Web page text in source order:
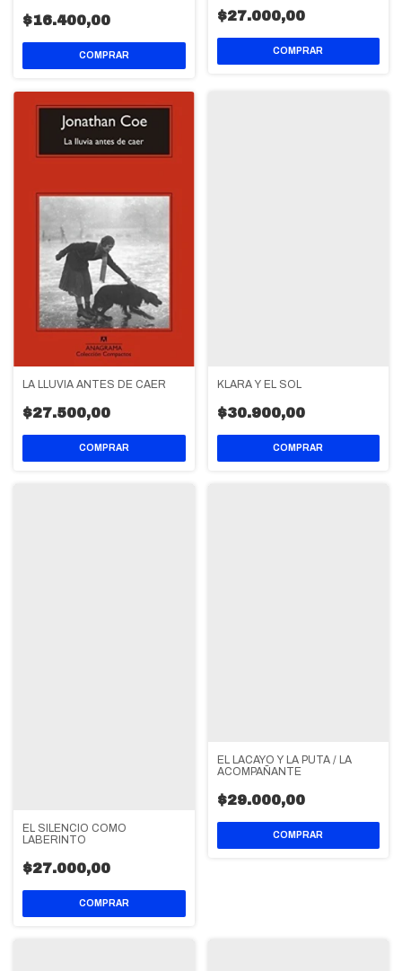
$16.400,00 $27.000,00
LA LLUVIA ANTES DE CAER
$27.500,00
KLARA Y EL SOL
$30.900,00
EL SILENCIO COMO
LABERINTO
$27.000,00
EL LACAYO Y LA PUTA / LA
ACOMPAÑANTE
$29.000,00